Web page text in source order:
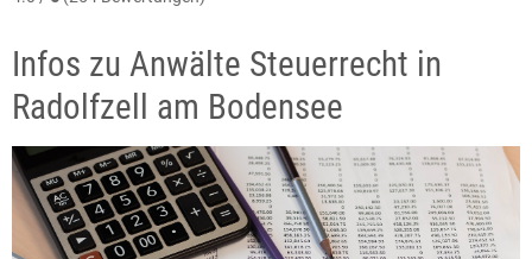
Infos zu Anwälte Steuerrecht in
Radolfzell am Bodensee